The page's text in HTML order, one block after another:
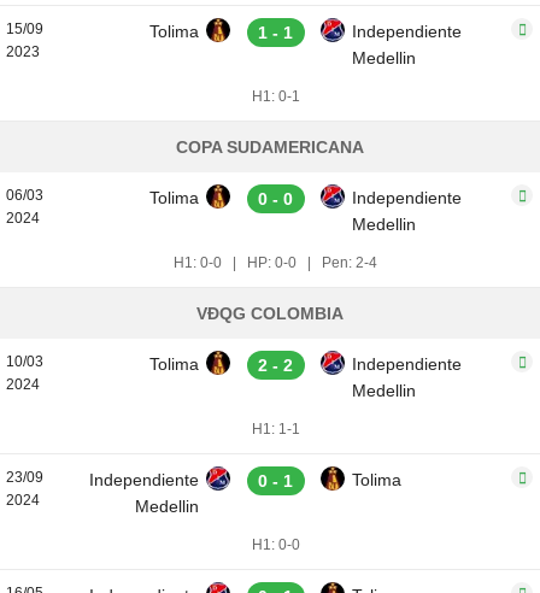
15/09
2023
Tolima 1 - 1
Independiente
Medellin
H1: 0-1
COPA SUDAMERICANA
06/03
2024
Tolima 0 - 0
Independiente
Medellin
H1: 0-0 HP: 0-0 Pen: 2-4
VĐQG COLOMBIA
10/03
2024
Tolima 2 - 2
Independiente
Medellin
H1: 1-1
23/09
2024
Independiente
Medellin
0 - 1 Tolima
H1: 0-0